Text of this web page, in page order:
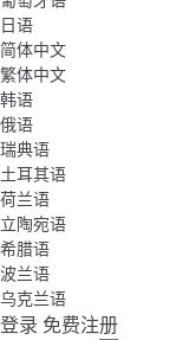
日语
简体中文
繁体中文
韩语
俄语
瑞典语
土耳其语
荷兰语
立陶宛语
希腊语
波兰语
乌克兰语
登录 免费注册